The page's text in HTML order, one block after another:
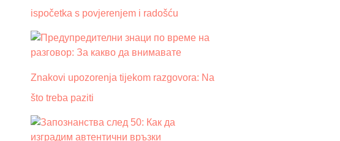
ispočetka s povjerenjem i radošću
Znakovi upozorenja tijekom razgovora: Na
što treba paziti